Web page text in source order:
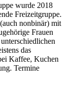
wurde 2018
Freizeitgruppe.
nonbinär) mit
Frauen
das
Kaffee, Kuchen
Termine